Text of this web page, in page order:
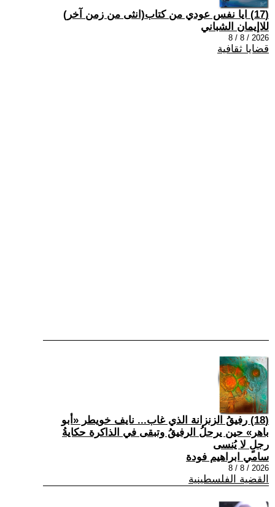
(17) ايا نفس عودي من كتاب(انثى من زمن آخر)
للاإيمان الشباني
2026 / 8 / 8
قضايا ثقافية
(18) رفيقُ الزنزانة الذي غاب... نايف خويطر «أبو
باهر» حين يرحلُ الرفيقُ وتبقى في الذاكرة حكايةُ
رجلٍ لا يُنسى
سامي ابراهيم فودة
2026 / 8 / 8
القضية الفلسطينية